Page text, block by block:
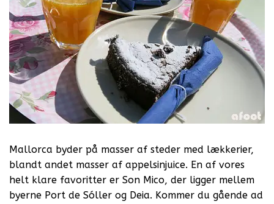
Mallorca byder på masser af steder med lækkerier,
blandt andet masser af appelsinjuice. En af vores
helt klare favoritter er Son Mico, der ligger mellem
byerne Port de Sóller og Deia. Kommer du gående ad